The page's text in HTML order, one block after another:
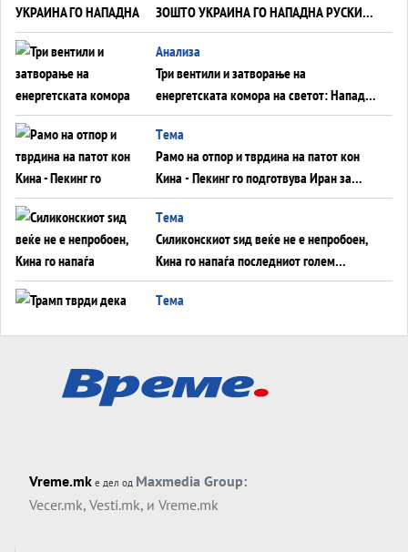
ЗОШТО УКРАИНА ГО НАПАДНА РУСКИОТ
WILDBERRIES
Aнализа
Три вентили и затворање на
енергетската комора на светот: Нападот
во Суец најавува глобален енергетски
инфаркт?
Tема
Рамо на отпор и тврдина на патот кон
Кина - Пекинг го подготвува Иран за
американска копнена инвазија
Tема
Силиконскиот ѕид веќе не е непробоен,
Кина го напаѓа последниот голем
монопол на Западот?
Tема
Tема
ДЛАБОКО УДОЛУ: Сметководствените
АТОМСКО ДОМИНО НА БЛИСКИОТ
ИСТОК
Vreme.mk е дел од Maxmedia Group:
Vecer.mk, Vesti.mk, и Vreme.mk